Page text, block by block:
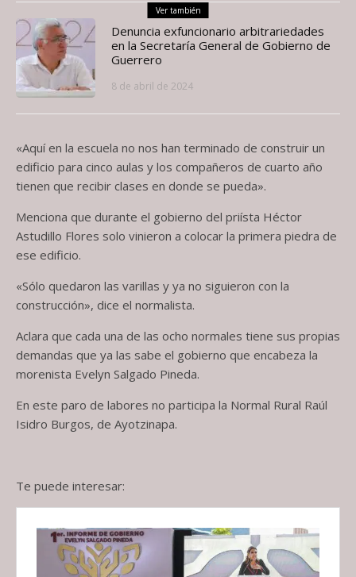
Ver también
Denuncia exfuncionario arbitrariedades
en la Secretaría General de Gobierno de
Guerrero
8 de abril de 2024
«Aquí en la escuela no nos han terminado de construir un
edificio para cinco aulas y los compañeros de cuarto año
tienen que recibir clases en donde se pueda».
Menciona que durante el gobierno del priísta Héctor
Astudillo Flores solo vinieron a colocar la primera piedra de
ese edificio.
«Sólo quedaron las varillas y ya no siguieron con la
construcción», dice el normalista.
Aclara que cada una de las ocho normales tiene sus propias
demandas que ya las sabe el gobierno que encabeza la
morenista Evelyn Salgado Pineda.
En este paro de labores no participa la Normal Rural Raúl
Isidro Burgos, de Ayotzinapa.
Te puede interesar: